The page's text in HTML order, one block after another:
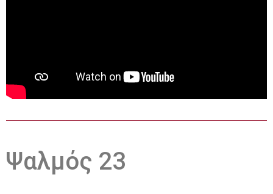
Ψαλμός 23